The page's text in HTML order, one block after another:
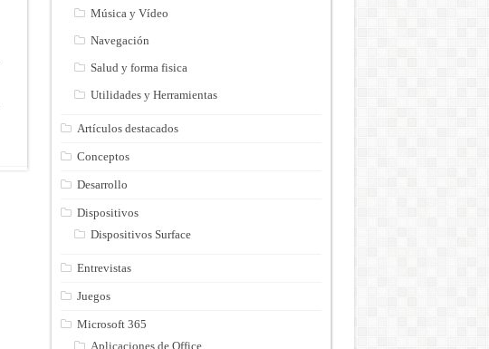
Música y Vídeo
Navegación
Salud y forma fisica
Utilidades y Herramientas
Artículos destacados
Conceptos
Desarrollo
Dispositivos
Dispositivos Surface
Entrevistas
Juegos
Microsoft 365
Aplicaciones de Office